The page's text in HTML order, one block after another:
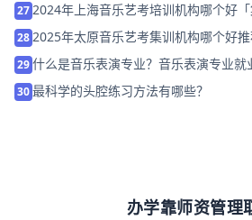
272024年上海音乐艺考培训机构哪个好「
282025年太原音乐艺考集训机构哪个好推
29什么是音乐表演专业？音乐表演专业就
30最科学的头腔练习方法有哪些？
办学靠师资管理